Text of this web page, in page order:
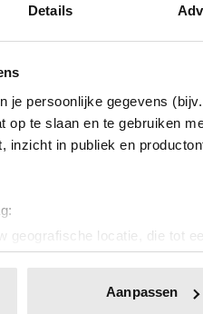
Details
je persoonlijke gegevens
op te slaan en te gebruiken
inzicht in publiek en
geografische locatie, die tot
het actief te scannen op
intrekken in de
Aanpassen